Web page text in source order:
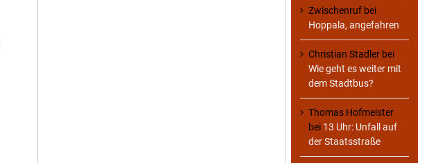
Zwischenruf bei
Hoppala, angefahren
Christian Stadler bei
Wie geht es weiter mit
dem Stadtbus?
Thomas Hofmeister
bei 13 Uhr: Unfall auf
der Staatsstraße